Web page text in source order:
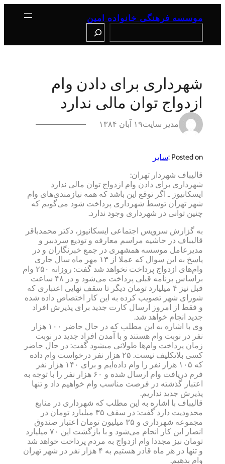
موسسه فرهنگی خانواده امین
شهرداری برای دادن وام
ازدواج توان مالی ندارد
مدیر سایت۱۹ آبان ۱۳۸۴
Posted on : سایر
قالیباف شهردار تهران:
شهرداری برای دادن وام ازدواج توان مالی ندارد
ایسکانیوز ـ اگر توقع این باشد که همه نیازمندی‌های وام
شهر تهران توسط شهرداری پرداخت شود می‌گویم که
چنین توانی در شهرداری وجود ندارد.
به گزارش سرویس اجتماعی ایسکانیوز، دکتر محمدباقر
قالیباف در حاشیه مراسم معارفه و تودیع سردبیر و
مدیرعامل موسسه همشهری در جمع خبرنگاران و در
پاسخ به این سوال که عملا از ۱۳ مهر ماه سال جاری
وام‌های ازدواج پرداخت نخواهد شد گفت: روزانه ۲۵۰ وام
براساس برنامه قبلی پرداخت می‌شود و در ۴۸ ساعت
قبل نیز ۴ میلیارد تومان دیگر تا سقف نهایی اعتباری که
شورای شهر تصویب کرده به این کار اختصاص داده شده
و فقط از امروز ارسال کارت جدید برای پذیرش افراد
جدید انجام خواهد شد.
وی با اشاره به این مطلب که در حال حاضر ۱۰۰ هزار
نفر در نوبت وام هستند و با آمدن افراد جدید در نوبت
زمان پرداخت وام‌ها طولانی میشود گفت: در حال حاضر
کسی بلاتکلیف نیست. ۲۵ هزار نفر درخواست وام داده‌
که ۱۰۵ هزار نفر را وام داده‌ایم و برای ۱۴۰ هزار نفر
فرم دریافت وام ارسال شده و ۶۰ هزار نفر را با توجه به
اعتبار گذشته در فرصت مناسب وام خواهیم داد و تنها
پذیرش جدید نداریم.
قالیباف با اشاره به این مطلب که شهرداری در منابع
محدودیت دارد گفت: در سقف ۳۵ میلیارد تومان در
مجموعه شهرداری و ۳۵ میلیون تومان اعتبار صندوق
انصار این کار انجام می‌شود و با بازگشت این ۷۰ میلیارد
تومان نیز مجددا وام ازدواج به مردم پرداخت خواهد شد
و تنها در هر ماه قادر هستیم به ۴ هزار نفر در شهر تهران
وام بدهیم.